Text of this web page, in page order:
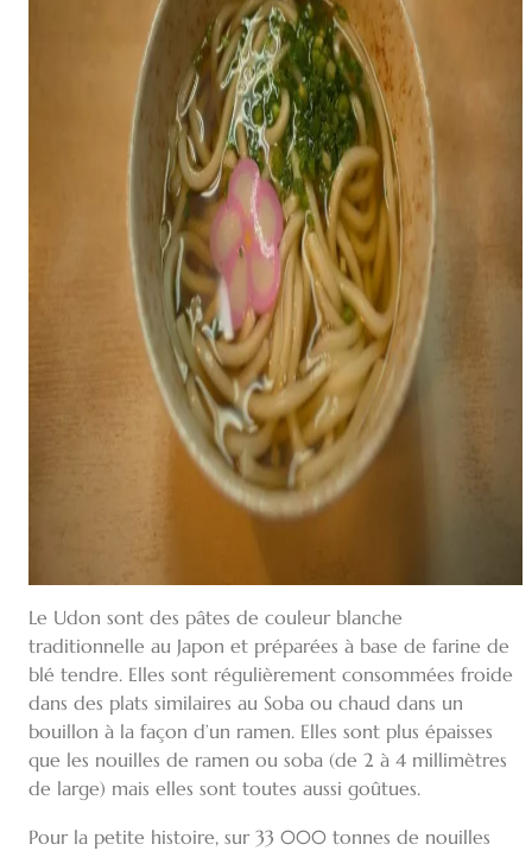
Le Udon sont des pâtes de couleur blanche
traditionnelle au Japon et préparées à base de farine de
blé tendre. Elles sont régulièrement consommées froide
dans des plats similaires au Soba ou chaud dans un
bouillon à la façon d’un ramen. Elles sont plus épaisses
que les nouilles de ramen ou soba (de 2 à 4 millimètres
de large) mais elles sont toutes aussi goûtues.
Pour la petite histoire, sur 33 000 tonnes de nouilles